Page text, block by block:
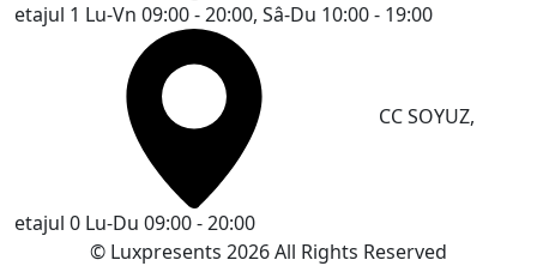
etajul 1 Lu-Vn 09:00 - 20:00, Sâ-Du 10:00 - 19:00
CC SOYUZ,
etajul 0 Lu-Du 09:00 - 20:00
© Luxpresents 2026 All Rights Reserved